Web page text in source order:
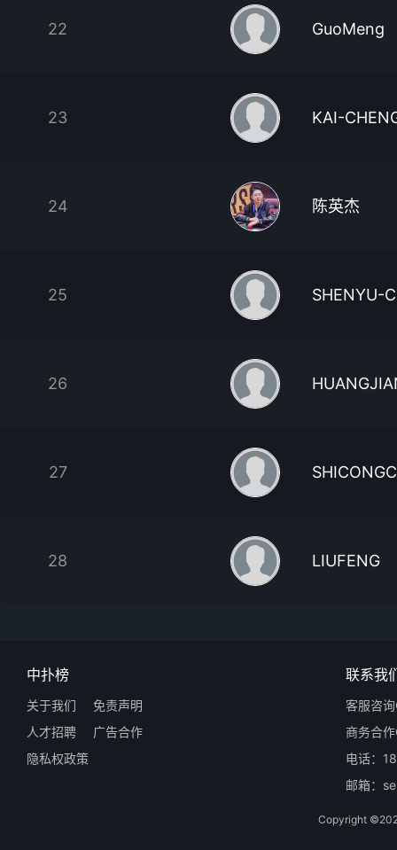
22 GuoMeng
23 KAI-
24 陈英杰
25 SHENYU-
26
27
28 LIUFENG
中扑榜
关于我们
免责声明
人才招聘
广告合作
隐私权政策
联系我
客服咨
商务合
电话：
邮箱：
Copyright